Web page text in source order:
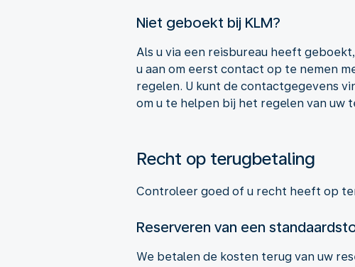
Niet geboekt bij KLM?
Als u via een reisbureau heeft
u aan om eerst contact op te nemen
regelen. U kunt de contactgegevens
om u te helpen bij het regelen van uw
Recht op terugbetaling
Controleer goed of u recht heeft op
Reserveren van een
We betalen de kosten terug van uw